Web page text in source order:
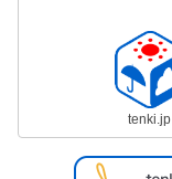
tenki.jp